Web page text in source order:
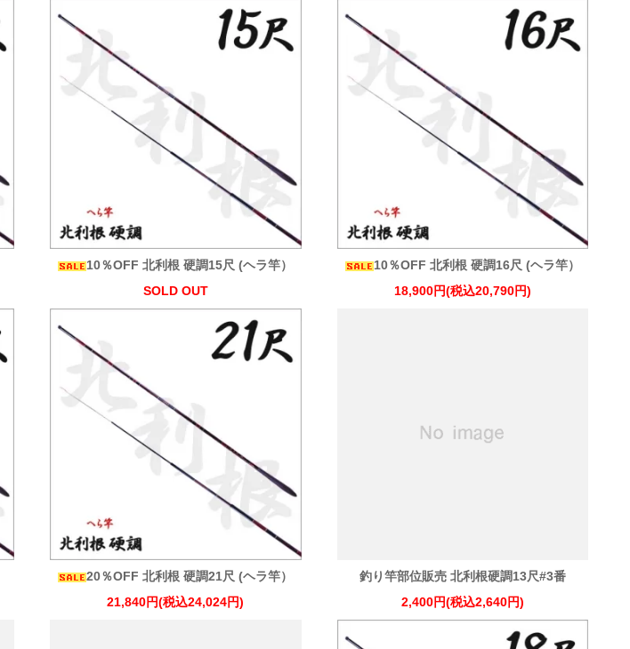
10％OFF 北利根 硬調15尺 (ヘラ竿）
SOLD OUT
10％OFF 北利根 硬調16尺 (ヘラ竿）
18,900円(税込20,790円)
20％OFF 北利根 硬調21尺 (ヘラ竿）
21,840円(税込24,024円)
釣り竿部位販売 北利根硬調13尺#3番
2,400円(税込2,640円)